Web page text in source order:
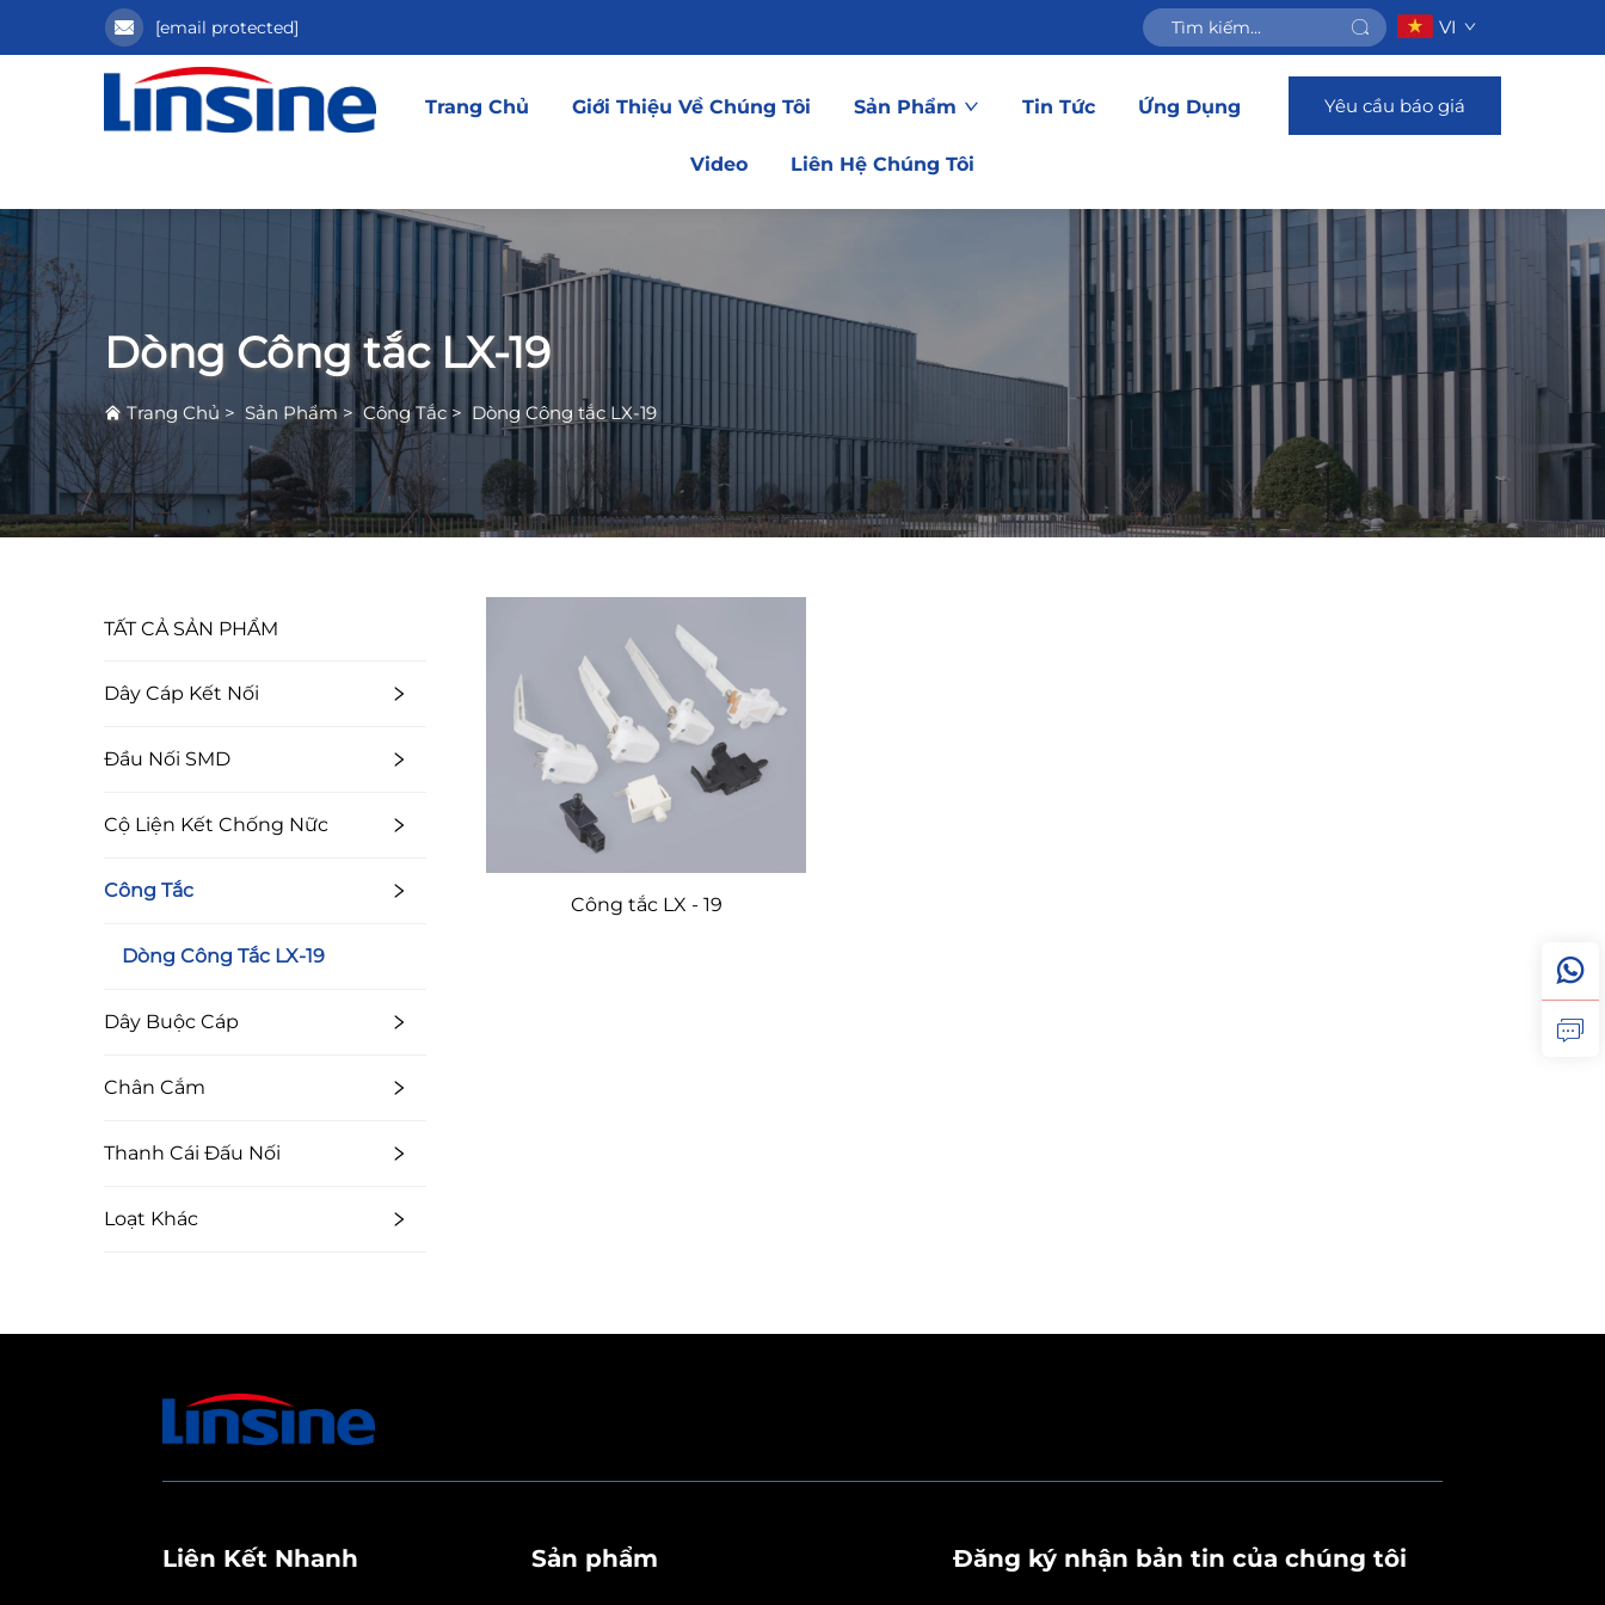
[email protected] VI
Trang Chủ Giới Thiệu Về Chúng Tôi Sản Phẩm Tin Tức Ứng Dụng
Video Liên Hệ Chúng Tôi
Yêu cầu báo giá
Dòng Công tắc LX-19
Trang Chủ > Sản Phẩm>Công Tắc > Dòng Công tắc LX-19
TẤT CẢ SẢN PHẨM
Dây Cáp Kết Nối
Đầu Nối SMD
Cộ Liện Kết Chống Nữc
Công Tắc
Dòng Công Tắc LX-19
Dây Buộc Cáp
Chân Cắm
Thanh Cái Đấu Nối
Loạt Khác
Công tắc LX - 19
Liên Kết Nhanh Sản phẩm Đăng ký nhận bản tin của chúng tôi